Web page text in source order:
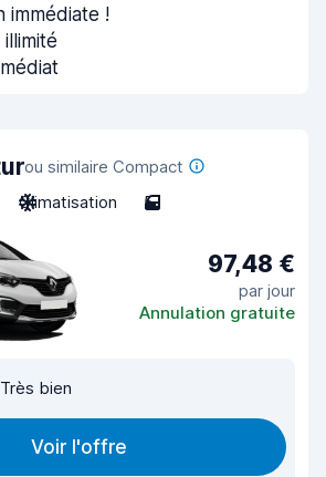
immédiate !
ou similaire Compact
Climatisation 5
97,48 €
par jour
Annulation gratuite
Très bien
Voir l'offre